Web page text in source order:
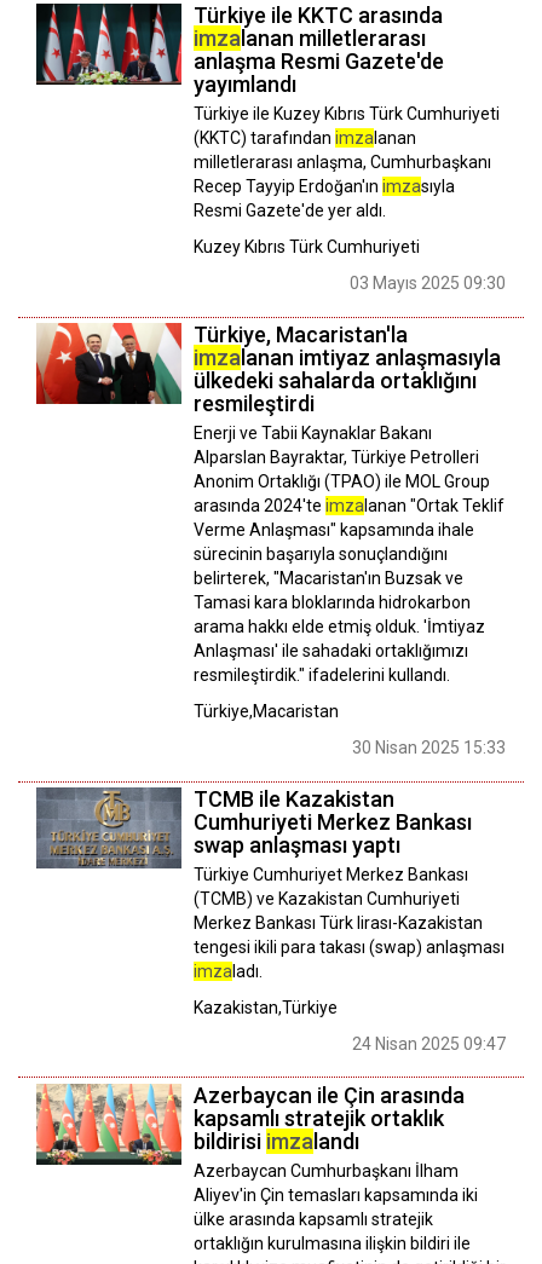
Türkiye ile KKTC arasında
imza lanan milletlerarası
anlaşma Resmi Gazete'de
yayımlandı
Türkiye ile Kuzey Kıbrıs Türk Cumhuriyeti
(KKTC) tarafından imza lanan
milletlerarası anlaşma, Cumhurbaşkanı
Recep Tayyip Erdoğan'ın imzasıyla
Resmi Gazete'de yer aldı.
Kuzey Kıbrıs Türk Cumhuriyeti
03 Mayıs 2025 09:30
Türkiye, Macaristan'la
imzalanan imtiyaz anlaşmasıyla
ülkedeki sahalarda ortaklığını
resmileştirdi
Enerji ve Tabii Kaynaklar Bakanı
Alparslan Bayraktar, Türkiye Petrolleri
Anonim Ortaklığı (TPAO) ile MOL Group
arasında 2024'te imza lanan "Ortak Teklif
Verme Anlaşması" kapsamında ihale
sürecinin başarıyla sonuçlandığını
belirterek, "Macaristan'ın Buzsak ve
Tamasi kara bloklarında hidrokarbon
arama hakkı elde etmiş olduk. 'İmtiyaz
Anlaşması' ile sahadaki ortaklığımızı
resmileştirdik." ifadelerini kullandı.
Türkiye,Macaristan
30 Nisan 2025 15:33
TCMB ile Kazakistan
Cumhuriyeti Merkez Bankası
swap anlaşması yaptı
Türkiye Cumhuriyet Merkez Bankası
(TCMB) ve Kazakistan Cumhuriyeti
Merkez Bankası Türk lirası-Kazakistan
tengesi ikili para takası (swap) anlaşması
imza ladı.
Kazakistan,Türkiye
24 Nisan 2025 09:47
Azerbaycan ile Çin arasında
kapsamlı stratejik ortaklık
bildirisi imzalandı
Azerbaycan Cumhurbaşkanı İlham
Aliyev'in Çin temasları kapsamında iki
ülke arasında kapsamlı stratejik
ortaklığın kurulmasına ilişkin bildiri ile